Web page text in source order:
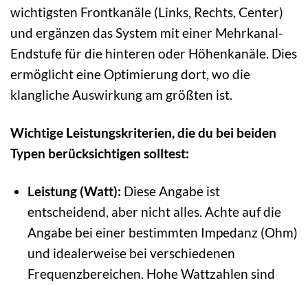
wichtigsten Frontkanäle (Links, Rechts, Center)
und ergänzen das System mit einer Mehrkanal-
Endstufe für die hinteren oder Höhenkanäle. Dies
ermöglicht eine Optimierung dort, wo die
klangliche Auswirkung am größten ist.
Wichtige Leistungskriterien, die du bei beiden
Typen berücksichtigen solltest:
Leistung (Watt): Diese Angabe ist
entscheidend, aber nicht alles. Achte auf die
Angabe bei einer bestimmten Impedanz (Ohm)
und idealerweise bei verschiedenen
Frequenzbereichen. Hohe Wattzahlen sind